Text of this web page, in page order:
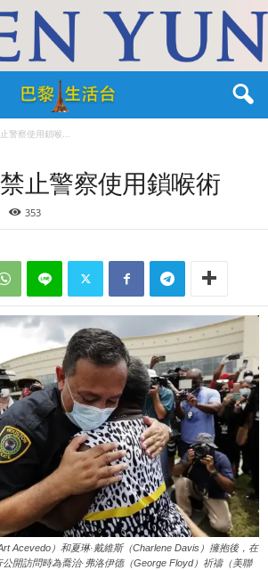
警察使用鎖喉...
止警察使用鎖喉術
353
Acevedo）和夏琳·戴維斯（Charlene Davis）擁抱後，在
開訪問時為喬治·弗洛伊德（George Floyd）祈禱（美聯